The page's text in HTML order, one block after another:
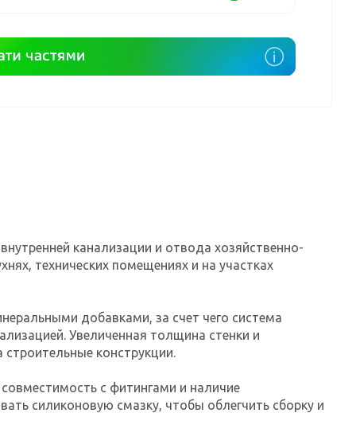
канализации и отвода хозяйственно-
технических помещениях и на участках
добавками, за счет чего система
Увеличенная толщина стенки и
конструкции.
с фитингами и наличие
силиконовую смазку, чтобы облегчить сборку и